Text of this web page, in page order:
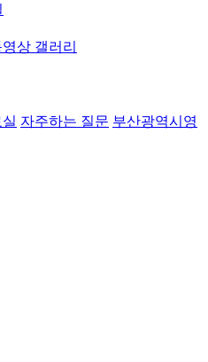
영상 갤러리
자주하는 질문 부산광역시영